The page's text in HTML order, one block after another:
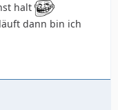
halt
dann bin ich